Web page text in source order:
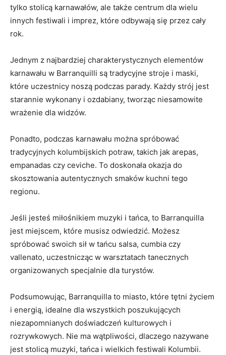
tylko ‌stolicą karnawałów, ale także centrum dla wielu
⁤innych festiwali i imprez, które​ odbywają się przez⁣ cały
rok.
Jednym z⁤ najbardziej ⁤charakterystycznych elementów
karnawału w ​Barranquilli ‍są tradycyjne‍ stroje‍ i maski, ​
które uczestnicy noszą podczas parady. Każdy‌ strój jest
starannie wykonany i ozdabiany, tworząc​ niesamowite
wrażenie dla widzów.
Ponadto, podczas karnawału można spróbować
tradycyjnych⁣ kolumbijskich potraw, ‍takich jak arepas,
‍empanadas czy ceviche. To doskonała okazja do
⁣skosztowania autentycznych smaków kuchni tego
‍regionu.
Jeśli jesteś miłośnikiem muzyki i⁣ tańca, to Barranquilla
‍jest miejscem, które musisz‍ odwiedzić. Możesz
spróbować swoich sił w tańcu salsa, cumbia czy
‍vallenato,⁣ uczestnicząc⁣ w ⁢warsztatach tanecznych
organizowanych ​specjalnie⁤ dla turystów.
Podsumowując, Barranquilla ⁢to miasto, które tętni życiem
i energią, idealne ​dla wszystkich⁣ poszukujących⁢
niezapomnianych ‌doświadczeń kulturowych i
rozrywkowych. Nie ma wątpliwości, dlaczego nazywane
jest stolicą muzyki, tańca‌ i wielkich festiwali⁣ Kolumbii.